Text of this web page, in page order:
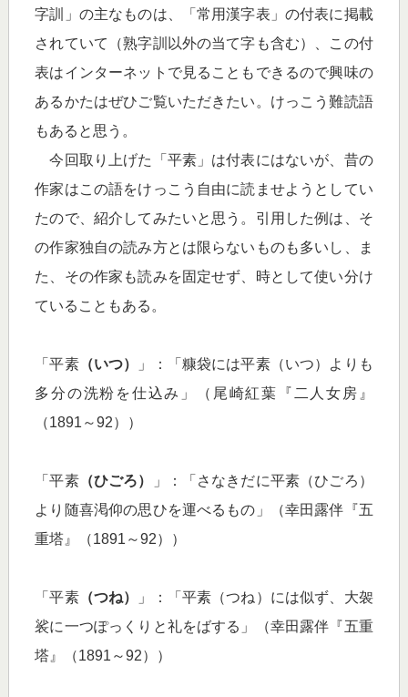
字訓」の主なものは、「常用漢字表」の付表に掲載
されていて（熟字訓以外の当て字も含む）、この付
表はインターネットで見ることもできるので興味の
あるかたはぜひご覧いただきたい。けっこう難読語
もあると思う。
今回取り上げた「平素」は付表にはないが、昔の
作家はこの語をけっこう自由に読ませようとしてい
たので、紹介してみたいと思う。引用した例は、そ
の作家独自の読み方とは限らないものも多いし、ま
た、その作家も読みを固定せず、時として使い分け
ていることもある。
「平素（いつ）
」：「糠袋には平素（いつ）よりも
多分の洗粉を仕込み」（尾崎紅葉『二人女房』
（1891～92））
「平素（ひごろ）
」：「さなきだに平素（ひごろ）
より随喜渇仰の思ひを運べるもの」（幸田露伴『五
重塔』（1891～92））
「平素（つね）
」：「平素（つね）には似ず、大袈
裟に一つぽっくりと礼をばする」（幸田露伴『五重
塔』（1891～92））